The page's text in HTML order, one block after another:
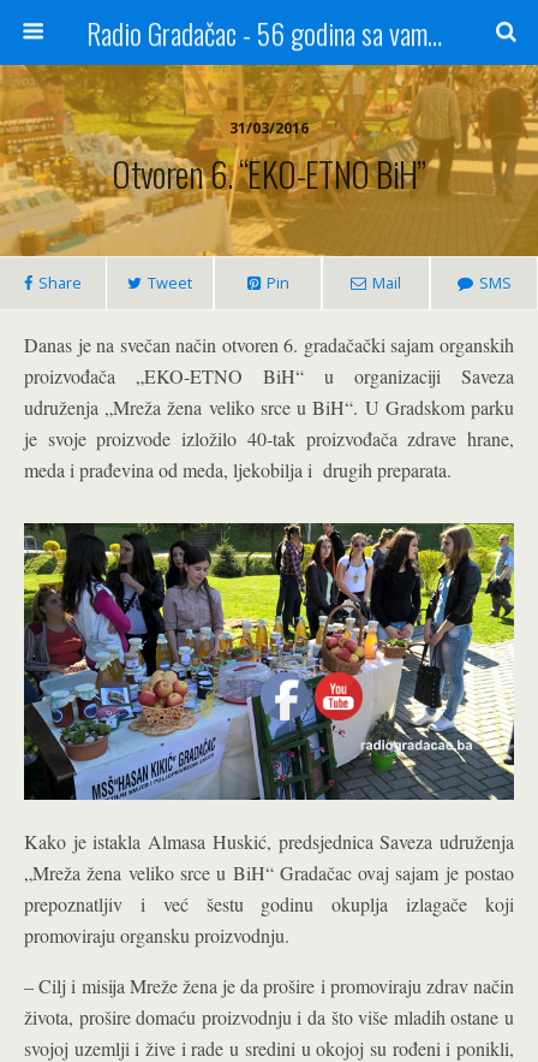
Radio Gradačac - 56 godina sa vama...
31/03/2016
Otvoren 6. “EKO-ETNO BiH”
Share Tweet Pin Mail SMS
Danas je na svečan način otvoren 6. gradačački sajam organskih
proizvođača „EKO-ETNO BiH“ u organizaciji Saveza
udruženja „Mreža žena veliko srce u BiH“. U Gradskom parku
je svoje proizvode izložilo 40-tak proizvođača zdrave hrane,
meda i prađevina od meda, ljekobilja i drugih preparata.
Kako je istakla Almasa Huskić, predsjednica Saveza udruženja
„Mreža žena veliko srce u BiH“ Gradačac ovaj sajam je postao
prepoznatljiv i već šestu godinu okuplja izlagače koji
promoviraju organsku proizvodnju.
– Cilj i misija Mreže žena je da prošire i promoviraju zdrav način
života, prošire domaću proizvodnju i da što više mladih ostane u
svojoj uzemlji i žive i rade u sredini u okojoj su rođeni i ponikli,